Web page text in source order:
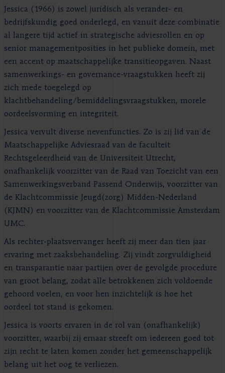
Jessica (1966) is zowel juridisch als verander- en
bedrijfskundig goed onderlegd, en vanuit deze combinatie
al langere tijd actief in strategische adviesrollen en op
senior managementposities in het publieke domein, met
een accent op maatschappelijke transitieopgaven. Naast
samenwerkings- en governance-vraagstukken heeft zij
zich mede toegelegd op
klachtbehandeling/bemiddelingsvraagstukken, morele
oordeelsvorming en integriteit.
Jessica vervult diverse nevenfuncties. Zo is zij lid van de
Maatschappelijke Adviesraad van de faculteit
Rechtsgeleerdheid van de Universiteit Utrecht,
onafhankelijk voorzitter van de Raad van Toezicht van een
Samenwerkingsverband Passend Onderwijs, voorzitter van
de Klachtcommissie Jeugd(zorg) Midden-Nederland
(KJMN) en voorzitter van de Klachtcommissie Amsterdam
UMC.
Als rechter-plaatsvervanger heeft zij meer dan tien jaar
ervaring met zaaksbehandeling. Zij vindt zorgvuldigheid
en transparantie naar partijen over de gevolgde procedure
van groot belang, zodat alle betrokkenen zich voldoende
gehoord voelen, en voor hen inzichtelijk is hoe het
oordeel tot stand is gekomen.
Jessica is voorts ervaren in de rol van (onafhankelijk)
voorzitter, waarbij zij ernaar streeft om iedereen goed tot
zijn recht te laten komen zonder het gemeenschappelijk
belang uit het oog te verliezen.